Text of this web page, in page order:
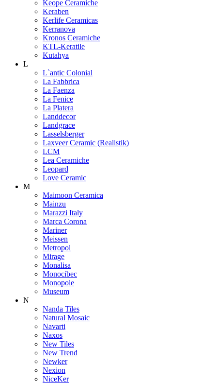
Keope Ceramiche
Keraben
Kerlife Ceramicas
Kerranova
Kronos Ceramiche
KTL-Keratile
Kutahya
L
L`antic Colonial
La Fabbrica
La Faenza
La Fenice
La Platera
Landdecor
Landgrace
Lasselsberger
Laxveer Ceramic (Realistik)
LCM
Lea Ceramiche
Leopard
Love Ceramic
M
Maimoon Ceramica
Mainzu
Marazzi Italy
Marca Corona
Mariner
Meissen
Metropol
Mirage
Monalisa
Monocibec
Monopole
Museum
N
Nanda Tiles
Natural Mosaic
Navarti
Naxos
New Tiles
New Trend
Newker
Nexion
NiceKer